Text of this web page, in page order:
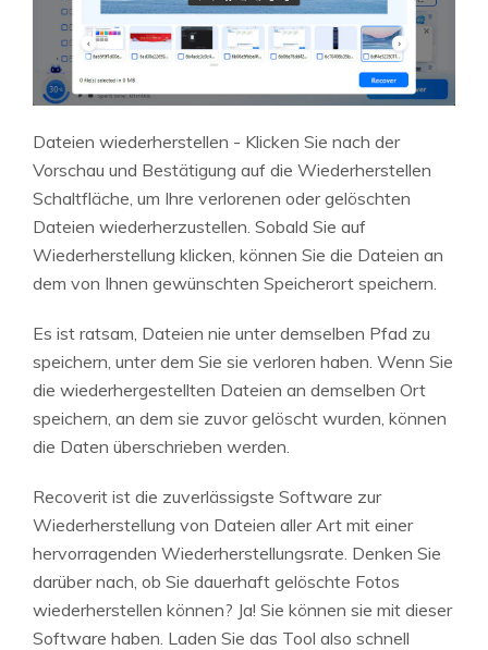
Dateien wiederherstellen - Klicken Sie nach der
Vorschau und Bestätigung auf die Wiederherstellen
Schaltfläche, um Ihre verlorenen oder gelöschten
Dateien wiederherzustellen. Sobald Sie auf
Wiederherstellung klicken, können Sie die Dateien an
dem von Ihnen gewünschten Speicherort speichern.
Es ist ratsam, Dateien nie unter demselben Pfad zu
speichern, unter dem Sie sie verloren haben. Wenn Sie
die wiederhergestellten Dateien an demselben Ort
speichern, an dem sie zuvor gelöscht wurden, können
die Daten überschrieben werden.
Recoverit ist die zuverlässigste Software zur
Wiederherstellung von Dateien aller Art mit einer
hervorragenden Wiederherstellungsrate. Denken Sie
darüber nach, ob Sie dauerhaft gelöschte Fotos
wiederherstellen können? Ja! Sie können sie mit dieser
Software haben. Laden Sie das Tool also schnell